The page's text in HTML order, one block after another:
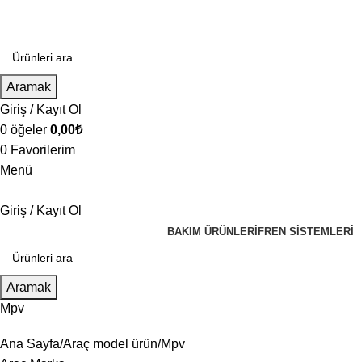
Aramak
Giriş / Kayıt Ol
0 öğeler 0,00₺
0 Favorilerim
Menü
Giriş / Kayıt Ol
BAKIM ÜRÜNLERI FREN SISTEMLERI
Aramak
Mpv
Ana Sayfa Araç model ürün Mpv